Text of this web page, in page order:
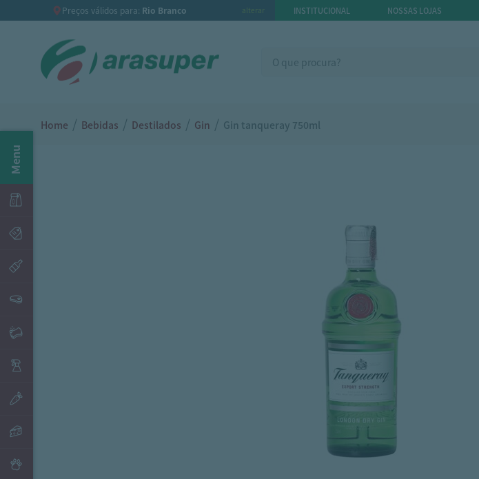
Preços válidos para: Rio Branco alterar INSTITUCIONAL NOSSAS LOJAS
Menu
Home / Bebidas / Destilados / Gin / Gin tanqueray 750ml